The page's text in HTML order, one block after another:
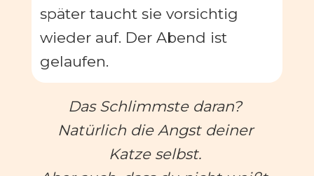
später taucht sie vorsichtig
wieder auf. Der Abend ist
gelaufen.
Das Schlimmste daran?
Natürlich die Angst deiner
Katze selbst.